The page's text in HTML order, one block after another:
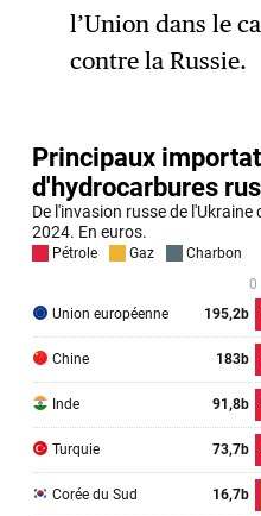
l’Union dans le
contre la Russie.